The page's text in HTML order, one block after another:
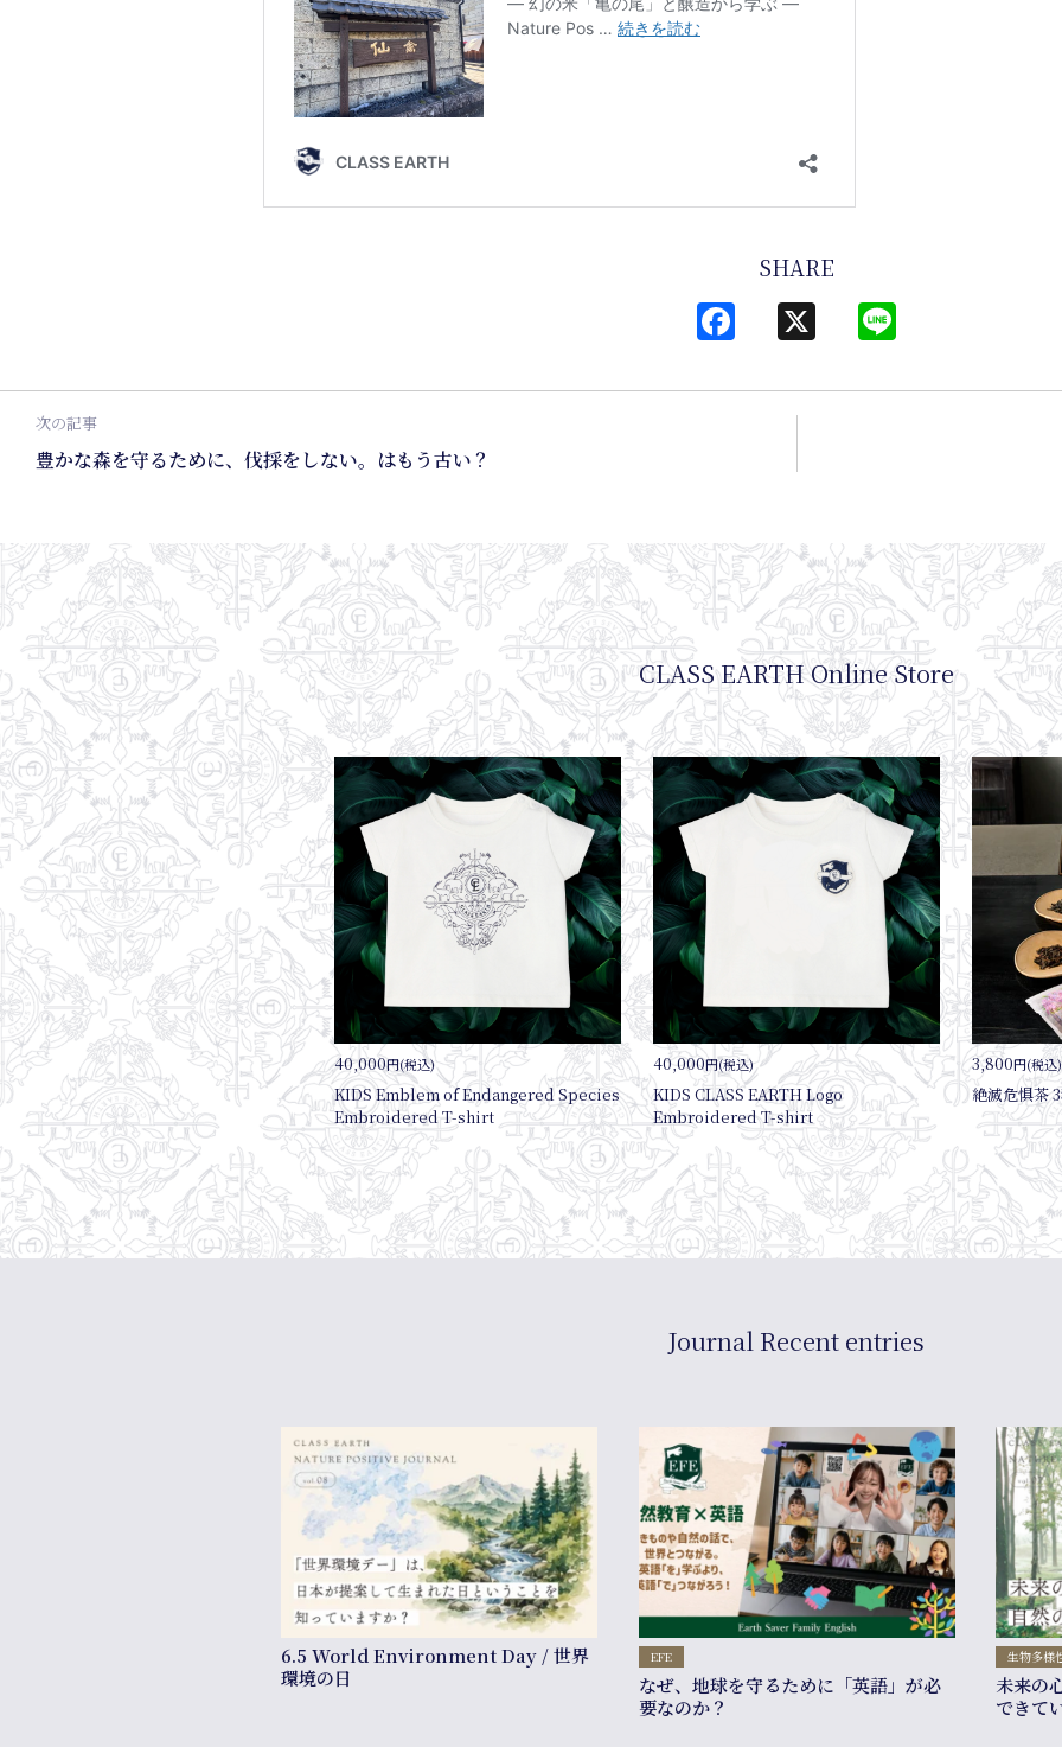
SHARE
Facebook
次の記事
豊かな森を守るために、伐採をしない。はもう古い？
CLASS EARTH Online Store
40,000円(税込)
KIDS Emblem of Endangered Species
Embroidered T-shirt
40,000円(税込)
KIDS CLASS EARTH Logo
Embroidered T-shirt
3,800円(税込)
絶滅危惧茶
Journal Recent entries
6.5 World Environment Day / 世界
環境の日
EFE
なぜ、地球を守るために「英語」が必
要なのか？
生物多様
未来の
できて